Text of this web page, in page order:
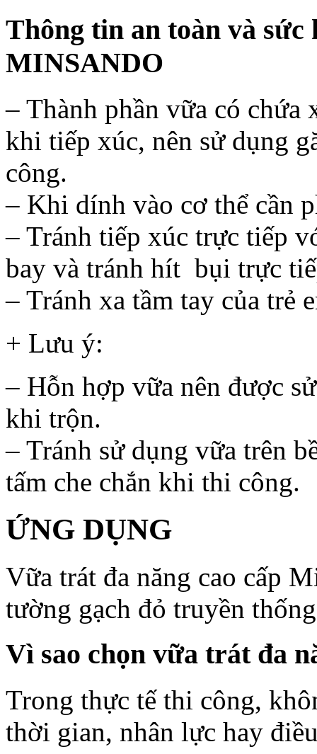
Thông tin an toàn và sức
MINSANDO
– Thành phần vữa có
khi tiếp xúc, nên sử dụng
công.
– Khi dính vào cơ thể cần
– Tránh tiếp xúc trực tiếp
bay và tránh hít bụi trực
– Tránh xa tầm tay của trẻ
+ Lưu ý:
– Hỗn hợp vữa nên được
khi trộn.
– Tránh sử dụng vữa trên
tấm che chắn khi thi công.
ỨNG DỤNG
Vữa trát đa năng cao cấp
tường gạch đỏ truyền
Vì sao chọn vữa trát đa
Trong thực tế thi công,
thời gian, nhân lực hay